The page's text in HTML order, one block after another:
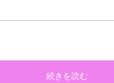
続きを読む